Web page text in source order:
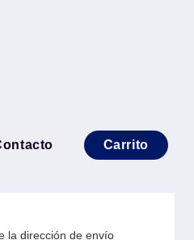
Carrito
GLOW
ITX -
la dirección de envío